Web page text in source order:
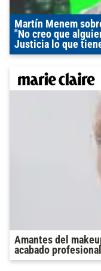
Martín Menem
"No creo que
Justicia lo que
Amantes del
acabado profesional